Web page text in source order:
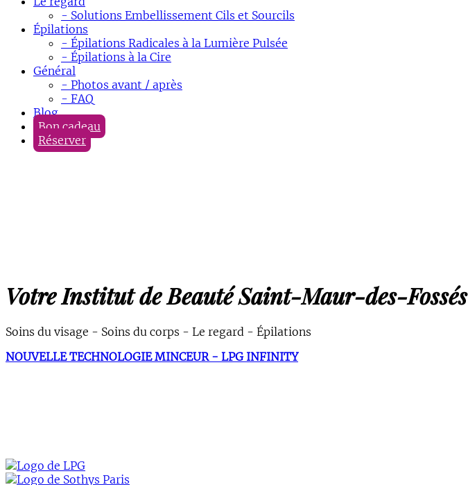
- Solutions Embellissement Cils et Sourcils
Épilations
- Épilations Radicales à la Lumière Pulsée
- Épilations à la Cire
Général
- Photos avant / après
- FAQ
Blog
Bon cadeau
Réserver
Votre Institut de Beauté Saint-Maur-des-Fossés
Soins du visage - Soins du corps - Le regard - Épilations
NOUVELLE TECHNOLOGIE MINCEUR - LPG INFINITY